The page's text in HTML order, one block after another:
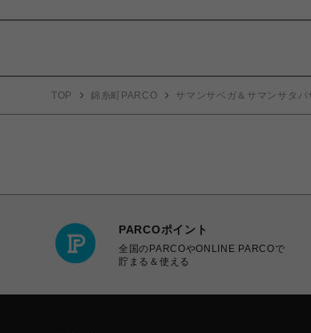
TOP 錦糸町PARCO サマンサベガ＆サマンサタバ
PARCOポイント
全国のPARCOやONLINE PARCOで
貯まる＆使える